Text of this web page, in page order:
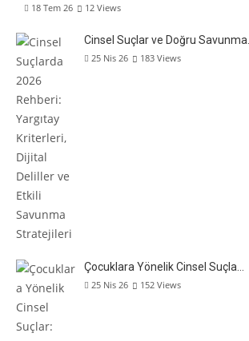
18 Tem 26 12 Views
Cinsel Suçlar ve Doğru Savunma…
25 Nis 26 183 Views
Çocuklara Yönelik Cinsel Suçla…
25 Nis 26 152 Views